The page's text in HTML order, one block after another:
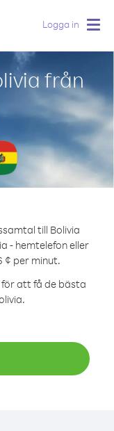
Logga in
från
till Bolivia
- hemtelefon eller
¢ per minut.
att få de bästa